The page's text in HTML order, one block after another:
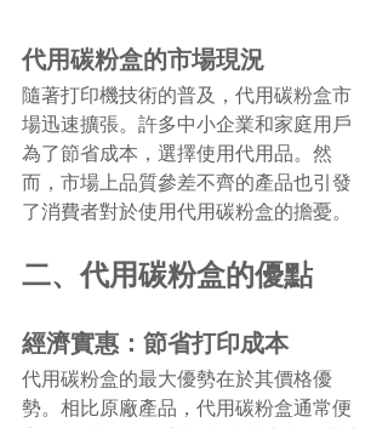
代用碳粉盒的市場現況
隨著打印機技術的普及，代用碳粉盒市
場迅速擴張。許多中小企業和家庭用戶
為了節省成本，選擇使用代用品。然
而，市場上品質參差不齊的產品也引發
了消費者對於使用代用碳粉盒的擔憂。
二、代用碳粉盒的優點
經濟實惠：節省打印成本
代用碳粉盒的最大優勢在於其價格優
勢。相比原廠產品，代用碳粉盒通常便